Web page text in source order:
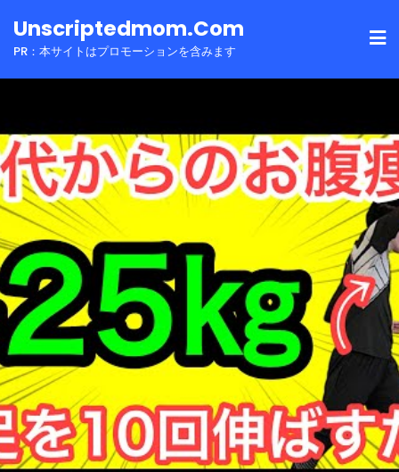
toUnscriptedmom.com
PR：本サイトはプロモーションを含みます